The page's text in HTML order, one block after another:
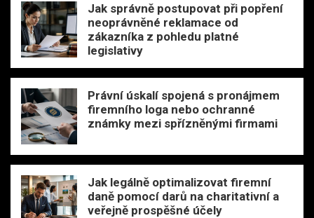
Jak správně postupovat při popření
neoprávněné reklamace od
zákazníka z pohledu platné
legislativy
Právní úskalí spojená s pronájmem
firemního loga nebo ochranné
známky mezi spřízněnými firmami
Jak legálně optimalizovat firemní
daně pomocí darů na charitativní a
veřejně prospěšné účely